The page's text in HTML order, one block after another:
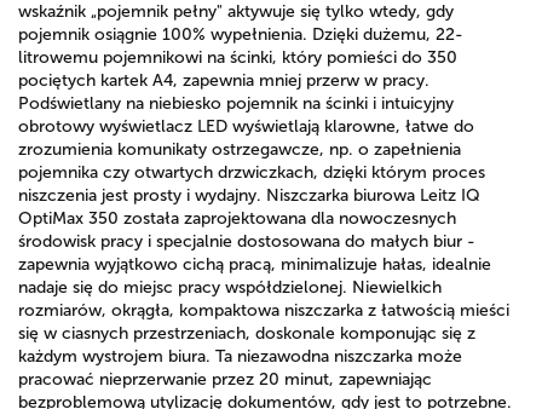
wskaźnik „pojemnik pełny" aktywuje się tylko wtedy, gdy
pojemnik osiągnie 100% wypełnienia. Dzięki dużemu, 22-
litrowemu pojemnikowi na ścinki, który pomieści do 350
pociętych kartek A4, zapewnia mniej przerw w pracy.
Podświetlany na niebiesko pojemnik na ścinki i intuicyjny
obrotowy wyświetlacz LED wyświetlają klarowne, łatwe do
zrozumienia komunikaty ostrzegawcze, np. o zapełnienia
pojemnika czy otwartych drzwiczkach, dzięki którym proces
niszczenia jest prosty i wydajny. Niszczarka biurowa Leitz IQ
OptiMax 350 została zaprojektowana dla nowoczesnych
środowisk pracy i specjalnie dostosowana do małych biur -
zapewnia wyjątkowo cichą pracą, minimalizuje hałas, idealnie
nadaje się do miejsc pracy współdzielonej. Niewielkich
rozmiarów, okrągła, kompaktowa niszczarka z łatwością mieści
się w ciasnych przestrzeniach, doskonale komponując się z
każdym wystrojem biura. Ta niezawodna niszczarka może
pracować nieprzerwanie przez 20 minut, zapewniając
bezproblemową utylizację dokumentów, gdy jest to potrzebne.